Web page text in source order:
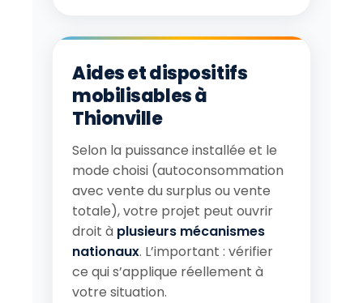
Aides et dispositifs
mobilisables à
Thionville
Selon la puissance installée et le
mode choisi (autoconsommation
avec vente du surplus ou vente
totale), votre projet peut ouvrir
droit à plusieurs mécanismes
nationaux. L’important : vérifier
ce qui s’applique réellement à
votre situation.